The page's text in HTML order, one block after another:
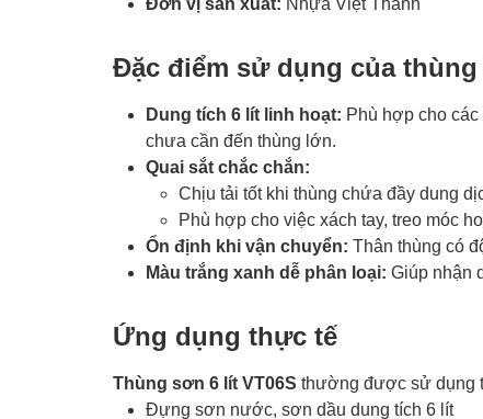
Đơn vị sản xuất: Nhựa Việt Thành
Đặc điểm sử dụng của thùng
Dung tích 6 lít linh hoạt: Phù hợp cho
chưa cần đến thùng lớn.
Quai sắt chắc chắn:
Chịu tải tốt khi thùng chứa đầy dung
Phù hợp cho việc xách tay, treo móc
Ổn định khi vận chuyển: Thân thùng có
Màu trắng xanh dễ phân loại: Giúp nhận
Ứng dụng thực tế
Thùng sơn 6 lít VT06S thường được sử dụng
Đựng sơn nước, sơn dầu dung tích 6 lít